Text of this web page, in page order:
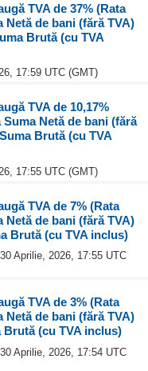
TVA de 37% (Rata
Netă de bani (fără TVA)
Brută (cu TVA
17:59 UTC (GMT)
TVA de 10,17%
Suma Netă de bani (fără
Brută (cu TVA
17:55 UTC (GMT)
TVA de 7% (Rata
Netă de bani (fără TVA)
Brută (cu TVA inclus)
Aprilie, 2026, 17:55 UTC
TVA de 3% (Rata
Netă de bani (fără TVA)
Brută (cu TVA inclus)
Aprilie, 2026, 17:54 UTC